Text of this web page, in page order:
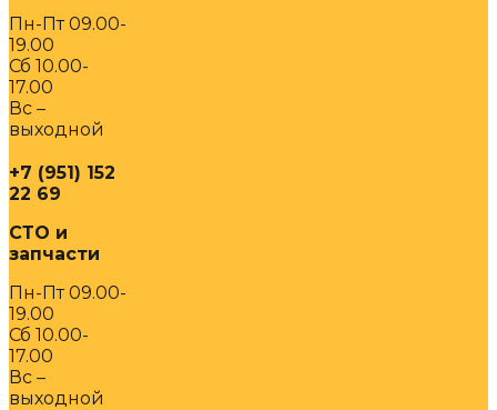
Пн-Пт 09.00-
19.00
Сб 10.00-
17.00
Вс –
выходной
+7 (951) 152
22 69
СТО и
запчасти
Пн-Пт 09.00-
19.00
Сб 10.00-
17.00
Вс –
выходной